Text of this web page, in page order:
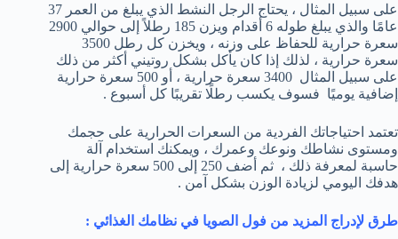
على سبيل المثال ، يحتاج الرجل النشط الذي يبلغ من العمر 37
عامًا والذي يبلغ طوله 6 أقدام ويزن 185 رطلاً إلى حوالي 2900
سعرة حرارية للحفاظ على وزنه ، ويخزن كل رطل 3500
سعرة حرارية ، لذلك إذا كان يأكل بشكل روتيني أكثر من ذلك
على سبيل المثال 3400 سعرة حرارية ، أو 500 سعرة حرارية
إضافية يوميًا فسوف يكسب رطلًا تقريبًا كل أسبوع .
تعتمد احتياجاتك الفردية من السعرات الحرارية على حجمك
ومستوى نشاطك ونوعك وعمرك ، ويمكنك استخدام آلة
حاسبة لمعرفة ذلك ، ثم أضف 250 إلى 500 سعرة حرارية إلى
هدفك اليومي لزيادة الوزن بشكل آمن .
طرق لإدراج المزيد من فول الصويا في نظامك الغذائي :